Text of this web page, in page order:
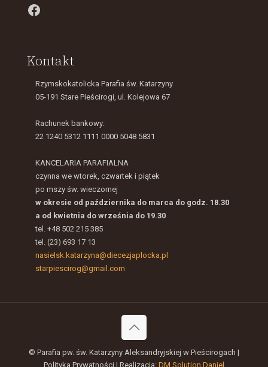
Facebook
Kontakt
Rzymskokatolicka Parafia św. Katarzyny
05-191 Stare Pieścirogi, ul. Kolejowa 67
Rachunek bankowy:
22 1240 5312 1111 0000 5048 5831
KANCELARIA PARAFIALNA
czynna we wtorek, czwartek i piątek
po mszy św. wieczornej
w okresie od października do marca do godz. 18.30
a od kwietnia do września do 19.30
tel. +48 502 215 385
tel. (23) 693 17 13
nasielsk.katarzyna@diecezjaplocka.pl
starpiescirog@gmail.com
© Parafia pw. św. Katarzyny Aleksandryjskiej w Pieścirogach |
Polityka Prywatności | Realizacja: DM Solution Daniel